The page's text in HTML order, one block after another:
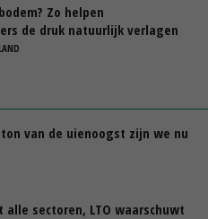
Zo helpen
de druk natuurlijk verlagen
ton van de uienoogst zijn we nu
alle sectoren, LTO waarschuwt